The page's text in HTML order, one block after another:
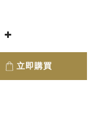
立即購買